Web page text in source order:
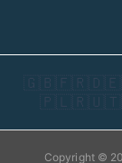
🇬🇧 🇫🇷 🇩🇪
🇵🇱 🇷🇺
Copyright ©